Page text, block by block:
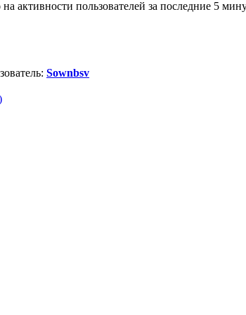
активности пользователей за последние 5
Sownbsv